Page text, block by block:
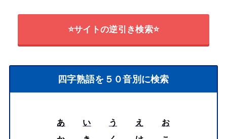
⭐サイトの逆引き検索⭐
四字熟語を５０音別に検索
あ い う え
お